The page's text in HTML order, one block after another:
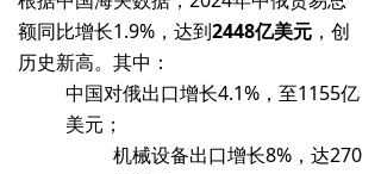
额同比增长1.9%，达到2448亿美元 ，创
历史新高。其中：
中国对俄出口增长4.1%，至1155亿
美元；
机械设备出口增长8%，达270